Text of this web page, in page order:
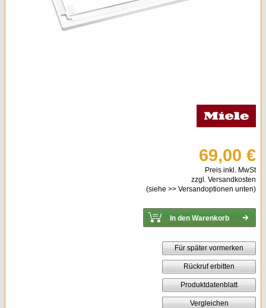
69,00 €
Preis inkl. MwSt
zzgl. Versandkosten
(siehe >> Versandoptionen unten)
Für später vormerken
Rückruf erbitten
Produktdatenblatt
Vergleichen